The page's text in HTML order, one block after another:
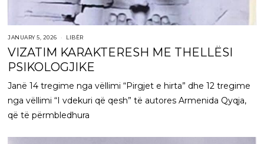
JANUARY 5, 2026 LIBËR
VIZATIM KARAKTERESH ME THELLËSI
PSIKOLOGJIKE
Janë 14 tregime nga vëllimi “Pirgjet e hirta” dhe 12 tregime
nga vëllimi “I vdekuri që qesh” të autores Armenida Qyqja,
që të përmbledhura